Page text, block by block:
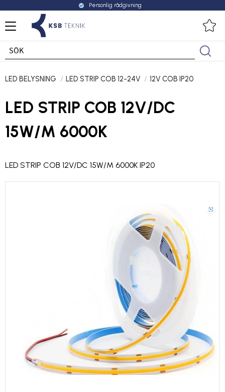
Meny
check_circle Personlig rådgivning
LED BELYSNING LED STRIP COB 12-24V 12V COB IP20
LED STRIP COB 12V/DC
15W/M 6000K
LED STRIP COB 12V/DC 15W/M 6000K IP20